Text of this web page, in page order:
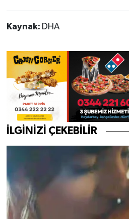
Kaynak: DHA